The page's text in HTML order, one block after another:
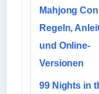
Mahjong
Regeln,
und Online-
Versionen
99 Nights in